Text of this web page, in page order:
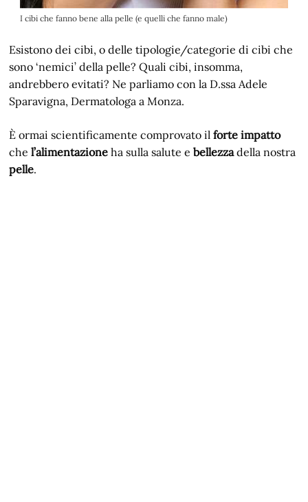
I cibi che fanno bene alla pelle (e quelli che fanno male)
Esistono dei cibi, o delle tipologie/categorie di cibi che
sono ‘nemici’ della pelle? Quali cibi, insomma,
andrebbero evitati? Ne parliamo con la D.ssa Adele
Sparavigna, Dermatologa a Monza.
È ormai scientificamente comprovato ilforte impatto
chel’alimentazione ha sulla salute ebellezzadella nostra
pelle.